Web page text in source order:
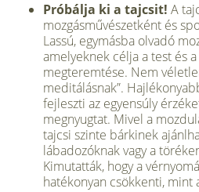
Próbálja ki a tajcsit! A
mozgásművészetként és
Lassú, egymásba olvadó
amelyeknek célja a test és
megteremtése. Nem
meditálásnak”.
fejleszti az egyensúly
megnyugtat. Mivel a
tajcsi szinte bárkinek
lábadozóknak vagy a
Kimutatták, hogy a
hatékonyan csökkenti, mint